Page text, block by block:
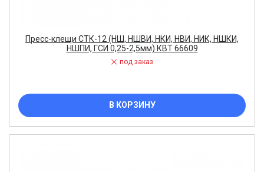
Пресс-клещи СТК-12 (НШ, НШВИ, НКИ, НВИ, НИК, НШКИ,
НШПИ, ГСИ 0,25-2,5мм) КВТ 66609
под заказ
В КОРЗИНУ